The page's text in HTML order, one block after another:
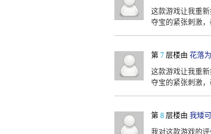
这款游戏让我重
夺宝的紧张刺激
第 7 层楼由 花落
这款游戏让我重
夺宝的紧张刺激
第 8 层楼由 我矮
我对这款游戏的